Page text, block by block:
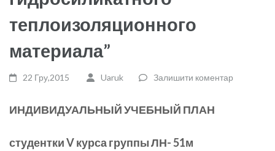
теплоизоляционного
материала”
22 Гру,2015 Uaruk Залишити коментар
ИНДИВИДУАЛЬНЫЙ УЧЕБНЫЙ ПЛАН
студенткиVкурса группыЛН-51м